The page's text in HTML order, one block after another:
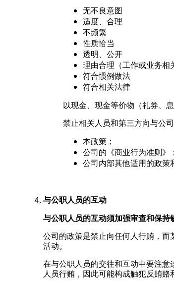
无不良意图
适度、合理
不频繁
性质恰当
透明、公开
理由合理（工作或业务相
符合惯例做法
符合相关法律
以现金、现金等价物（礼券、
禁止相关人员和第三方向与公
本政策；
公司的《商业行为准则》
公司内部其他适用的政策
与公职人员的互动
与公职人员的互动须加强审查和保持
公司的政策是禁止向任何人行贿，
活动。
在与公职人员的交往和互动中要注
人员行贿，因此可能构成触犯反贿赂